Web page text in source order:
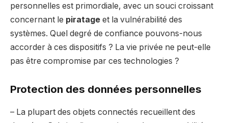
personnelles est primordiale, avec un souci croissant
concernant le piratage et la vulnérabilité des
systèmes. Quel degré de confiance pouvons-nous
accorder à ces dispositifs ? La vie privée ne peut-elle
pas être compromise par ces technologies ?
Protection des données personnelles
– La plupart des objets connectés recueillent des